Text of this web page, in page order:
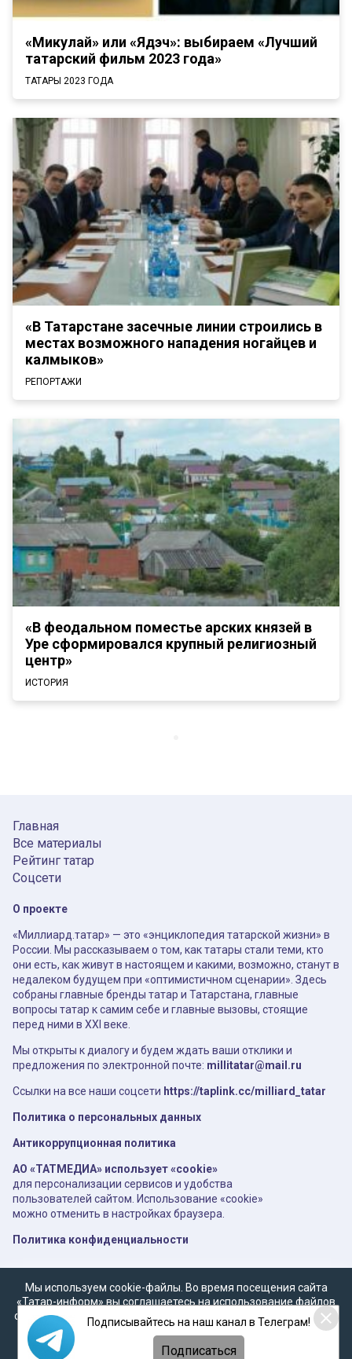
«Микулай» или «Ядэч»: выбираем «Лучший
татарский фильм 2023 года»
ТАТАРЫ 2023 ГОДА
«В Татарстане засечные линии строились в
местах возможного нападения ногайцев и
калмыков»
РЕПОРТАЖИ
«В феодальном поместье арских князей в
Уре сформировался крупный религиозный
центр»
ИСТОРИЯ
Главная
Все материалы
Рейтинг татар
Соцсети
О проекте
«Миллиард.татар» — это «энциклопедия татарской жизни» в
России. Мы рассказываем о том, как татары стали теми, кто
они есть, как живут в настоящем и какими, возможно, станут в
недалеком будущем при «оптимистичном сценарии». Здесь
собраны главные бренды татар и Татарстана, главные
вопросы татар к самим себе и главные вызовы, стоящие
перед ними в XXI веке.
Мы открыты к диалогу и будем ждать ваши отклики и
предложения по электронной почте: millitatar@mail.ru
Ссылки на все наши соцсети https://taplink.cc/milliard_tatar
Политика о персональных данных
Антикоррупционная политика
АО «ТАТМЕДИА» использует «cookie»
для персонализации сервисов и удобства
пользователей сайтом. Использование «cookie»
можно отменить в настройках браузера.
Политика конфиденциальности
Мы используем cookie-файлы. Во время посещения сайта
«Татар-информ» вы соглашаетесь на использование файлов
cookie в соответствии с настоящим уведомлением, согласием
наобработку персональных данных,Политикой о
персональных данных
Политикой конфиденциальности
Подписывайтесь на наш канал в Телеграм!
Подписаться